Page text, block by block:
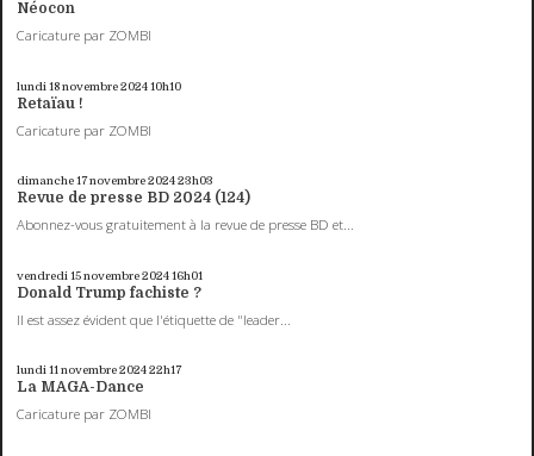
Néocon
Caricature par ZOMBI
lundi 18novembre 202410h10
Retaïau !
Caricature par ZOMBI
dimanche 17novembre 202423h03
Revue de presse BD 2024 (124)
Abonnez-vous gratuitement à la revue de presse BD et...
vendredi 15novembre 202416h01
Donald Trump fachiste ?
Il est assez évident que l'étiquette de "leader...
lundi 11novembre 202422h17
La MAGA-Dance
Caricature par ZOMBI